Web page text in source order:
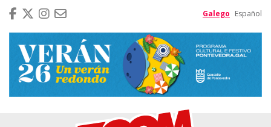
Galego Español